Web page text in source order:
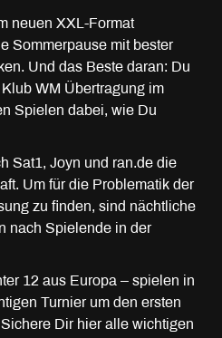
neuen XXL-Format
Sommerpause mit bester
Und das Beste daran: Du
WM Übertragung im
Spielen dabei, wie Du
Sat1, Joyn und ran.de die
Um für die Problematik der
zu finden, sind nächtliche
nach Spielende in der
12 aus Europa – spielen in
Turnier um den ersten
Dir hier alle wichtigen